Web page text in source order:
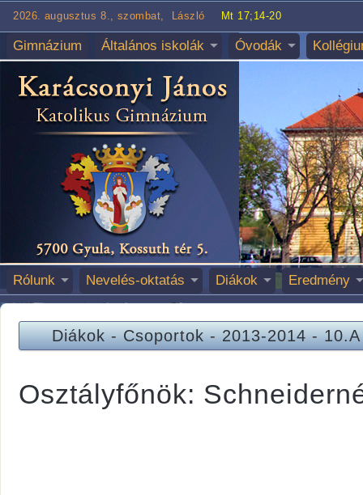
2026. augusztus 8., szombat, László Mt 17;14-20
Gimnázium Általános iskolák Óvodák
Rólunk Nevelés-oktatás Diákok Eredmény
Diákok-Csoportok-2013-2014-10.A
Osztályfőnök: